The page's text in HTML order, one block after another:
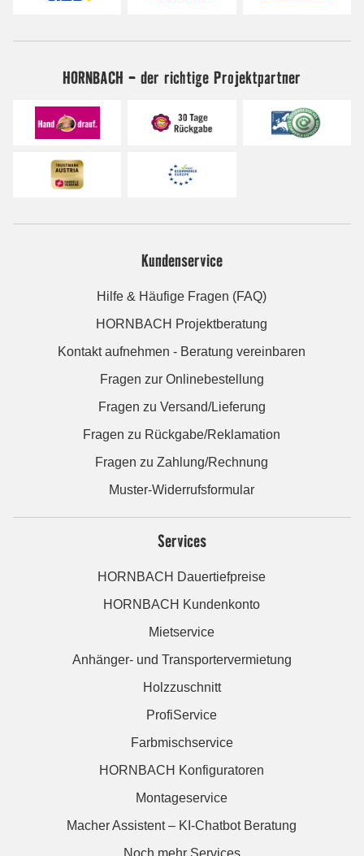
HORNBACH - der richtige Projektpartner
Kundenservice
Hilfe & Häufige Fragen (FAQ)
HORNBACH Projektberatung
Kontakt aufnehmen - Beratung vereinbaren
Fragen zur Onlinebestellung
Fragen zu Versand/Lieferung
Fragen zu Rückgabe/Reklamation
Fragen zu Zahlung/Rechnung
Muster-Widerrufsformular
Services
HORNBACH Dauertiefpreise
HORNBACH Kundenkonto
Mietservice
Anhänger- und Transportervermietung
Holzzuschnitt
ProfiService
Farbmischservice
HORNBACH Konfiguratoren
Montageservice
Macher Assistent – KI-Chatbot Beratung
Noch mehr Services